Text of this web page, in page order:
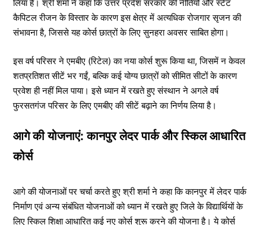
लिया है। श्री शर्मा ने कहा कि उत्तर प्रदेश सरकार की नीतियों और स्टेट
कैपिटल रीजन के विस्तार के कारण इस क्षेत्र में अत्यधिक रोजगार सृजन की
संभावना है, जिससे यह कोर्स छात्रों के लिए सुनहरा अवसर साबित होगा।
इस वर्ष परिसर ने एमबीए (रिटेल) का नया कोर्स शुरू किया था, जिसमें न केवल
शतप्रतिशत सीटें भर गईं, बल्कि कई योग्य छात्रों को सीमित सीटों के कारण
प्रवेश ही नहीं मिल पाया। इसे ध्यान में रखते हुए संस्थान ने अगले वर्ष
फुरसतगंज परिसर के लिए एमबीए की सीटें बढ़ाने का निर्णय लिया है।
आगे की योजनाएं: कानपुर लेदर पार्क और स्किल आधारित
कोर्स
आगे की योजनाओं पर चर्चा करते हुए श्री शर्मा ने कहा कि कानपुर में लेदर पार्क
निर्माण एवं अन्य संबंधित योजनाओं को ध्यान में रखते हुए जिले के विद्यार्थियों के
लिए स्किल शिक्षा आधारित कई नए कोर्स शुरू करने की योजना है। ये कोर्स